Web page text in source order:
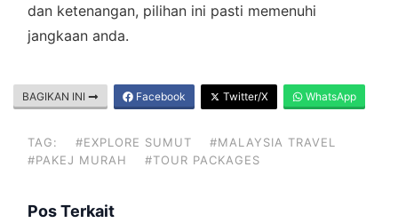
dan ketenangan, pilihan ini pasti memenuhi
jangkaan anda.
BAGIKAN INI Facebook Twitter/X WhatsApp
TAG: #EXPLORE SUMUT
#MALAYSIA TRAVEL
#PAKEJ MURAH
#TOUR PACKAGES
Pos Terkait